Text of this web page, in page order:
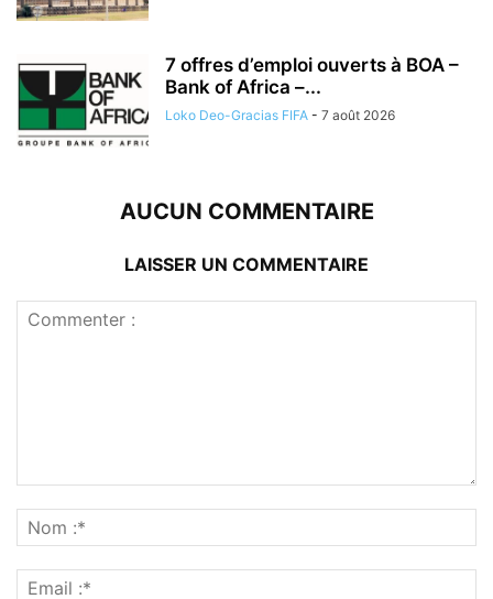
7 offres d’emploi ouverts à BOA –
Bank of Africa –...
Loko Deo-Gracias FIFA - 7 août 2026
AUCUN COMMENTAIRE
LAISSER UN COMMENTAIRE